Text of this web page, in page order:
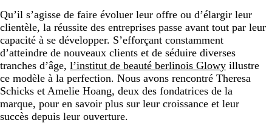
Qu’il s’agisse de faire évoluer leur offre ou d’élargir leur
clientèle, la réussite des entreprises passe avant tout par leur
capacité à se développer. S’efforçant constamment
d’atteindre de nouveaux clients et de séduire diverses
tranches d’âge, l’institut de beauté berlinois Glowy illustre
ce modèle à la perfection. Nous avons rencontré Theresa
Schicks et Amelie Hoang, deux des fondatrices de la
marque, pour en savoir plus sur leur croissance et leur
succès depuis leur ouverture.
Les indispensables marketing de Glowy
L’utilisation des réseaux sociaux
Les projets de la marque pour l’avenir